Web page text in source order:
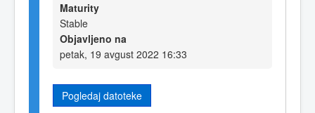
Maturity
Stable
Objavljeno na
petak, 19 avgust 2022 16:33
Pogledaj datoteke